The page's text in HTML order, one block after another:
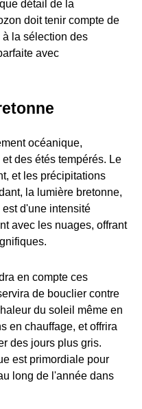
détail de la
doit tenir compte de
la sélection des
avec
océanique,
des étés tempérés. Le
et les précipitations
la lumière bretonne,
d'une intensité
avec les nuages, offrant
en compte ces
de bouclier contre
du soleil même en
en chauffage, et offrira
des jours plus gris.
est primordiale pour
long de l'année dans